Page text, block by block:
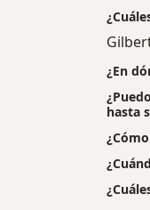
¿En
hasta